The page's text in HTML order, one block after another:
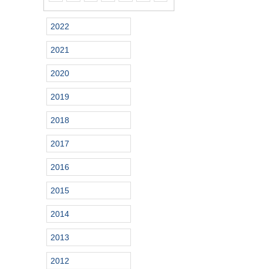
2022
2021
2020
2019
2018
2017
2016
2015
2014
2013
2012